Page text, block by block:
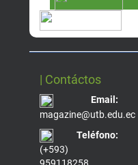
| Contáctos
Email:
magazine@utb.edu.ec
Teléfono:
(+593)